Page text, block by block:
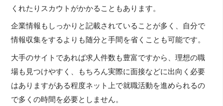
くれたりスカウトがかかることもあります。
企業情報もしっかりと記載されていることが多く、自分で
情報収集をするよりも随分と手間を省くことも可能です。
大手のサイトであれば求人件数も豊富ですから、理想の職
場も見つけやすく、もちろん実際に面接などに出向く必要
はありますがある程度ネット上で就職活動を進められるの
で多くの時間を必要としません。